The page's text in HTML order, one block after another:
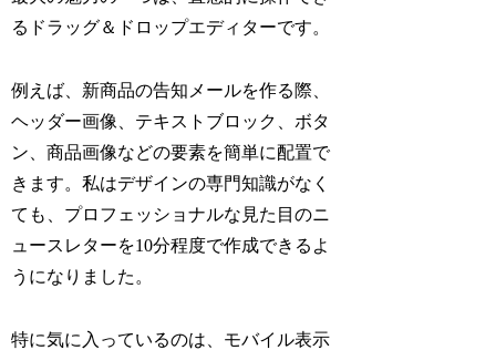
るドラッグ＆ドロップエディターです。
例えば、新商品の告知メールを作る際、
ヘッダー画像、テキストブロック、ボタ
ン、商品画像などの要素を簡単に配置で
きます。私はデザインの専門知識がなく
ても、プロフェッショナルな見た目のニ
ュースレターを10分程度で作成できるよ
うになりました。
特に気に入っているのは、モバイル表示